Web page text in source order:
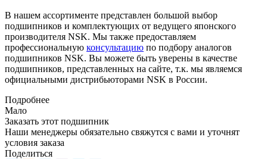
В нашем ассортименте представлен большой выбор
подшипников и комплектующих от ведущего японского
производителя NSK. Мы также предоставляем
профессиональную консультацию по подбору аналогов
подшипников NSK. Вы можете быть уверены в качестве
подшипников, представленных на сайте, т.к. мы являемся
официальными дистрибьюторами NSK в России.
Подробнее
Мало
Заказать этот подшипник
Наши менеджеры обязательно свяжутся с вами и уточнят
условия заказа
Поделиться